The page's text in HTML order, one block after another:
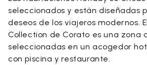
seleccionados y están diseñadas
deseos de los viajeros modernos.
Collection de Corato es una zona
seleccionadas en un acogedor
con piscina y restaurante.